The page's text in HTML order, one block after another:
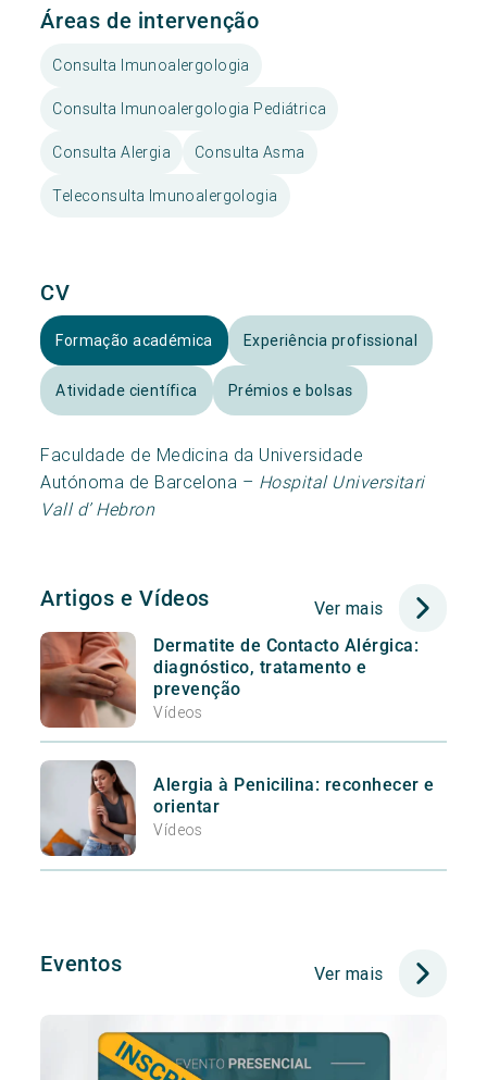
Áreas de intervenção
Consulta Imunoalergologia
Consulta Imunoalergologia Pediátrica
Consulta Alergia Consulta Asma
Teleconsulta Imunoalergologia
CV
Formação académica Experiência profissional
Atividade científica Prémios e bolsas
Faculdade de Medicina da Universidade
Autónoma de Barcelona – Hospital Universitari
Vall d’ Hebron
Artigos e Vídeos Ver mais
Dermatite de Contacto Alérgica:
diagnóstico, tratamento e
prevenção
Vídeos
Alergia à Penicilina: reconhecer e
orientar
Vídeos
Eventos Ver mais